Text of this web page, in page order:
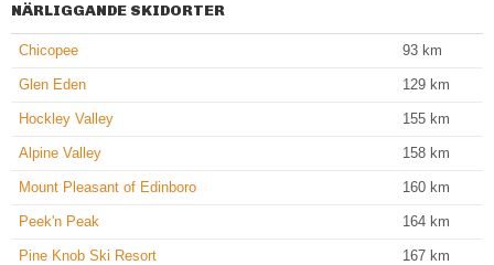
NÄRLIGGANDE SKIDORTER
Chicopee 93 km
Glen Eden 129 km
Hockley Valley 155 km
Alpine Valley 158 km
Mount Pleasant of Edinboro 160 km
Peek'n Peak 164 km
Pine Knob Ski Resort 167 km